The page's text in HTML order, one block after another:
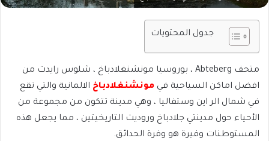
جدول المحتويات
متحف Abteberg ، بوروسيا مونشنغلادباخ ، شلوس رايدت من
افضل اماكن السياحية في مونشنغلادباخ الالمانية والتي تقع
في شمال الر اين وستفاليا ، وهي مدينة تتكون من مجموعة من
الأحياء حول مدينتي جلادباخ وروديت التاريخيتين ، مما يجعل هذه
المستوطنات وفيرة هو وفرة الحدائق.